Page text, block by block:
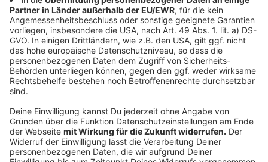
Fortuna Düsseldorf zu "Fortuna für alle"
Anzeige
mit dem Projekt "Fortuna für alle" folgende Punkte:
Ziel: „Fortuna für alle“ setzt sich für eine
Demokratisierung des Profifußballs ein,